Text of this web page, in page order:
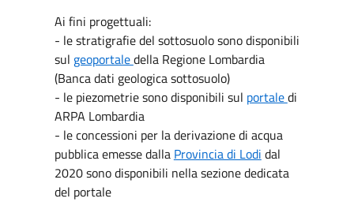
Ai fini progettuali:
- le stratigrafie del sottosuolo sono disponibili
sul geoportaledella Regione Lombardia
(Banca dati geologica sottosuolo)
- le piezometrie sono disponibili sul portaledi
ARPA Lombardia
- le concessioni per la derivazione di acqua
pubblica emesse dalla Provincia di Lodi dal
2020 sono disponibili nella sezione dedicata
del portale